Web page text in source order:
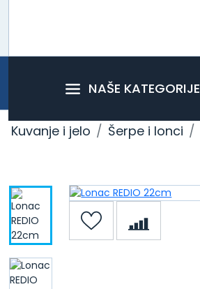
NAŠE KATEGORIJE
Kuvanje i jelo Šerpe i lonci